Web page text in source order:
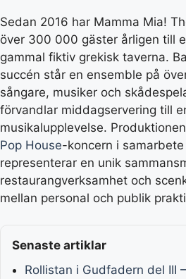
Sedan 2016 har Mamma Mia!
över 300 000 gäster årligen till
gammal fiktiv grekisk taverna.
succén står en ensemble på
sångare, musiker och
förvandlar middagservering till
musikalupplevelse.
Pop House-koncern i samarbete
representerar en unik
restaurangverksamhet och
mellan personal och publik
Senaste artiklar
Rollistan i Gudfadern del III